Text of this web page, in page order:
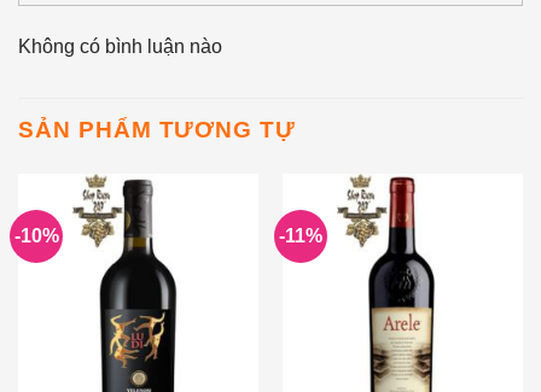
Không có bình luận nào
SẢN PHẨM TƯƠNG TỰ
-10% -11%